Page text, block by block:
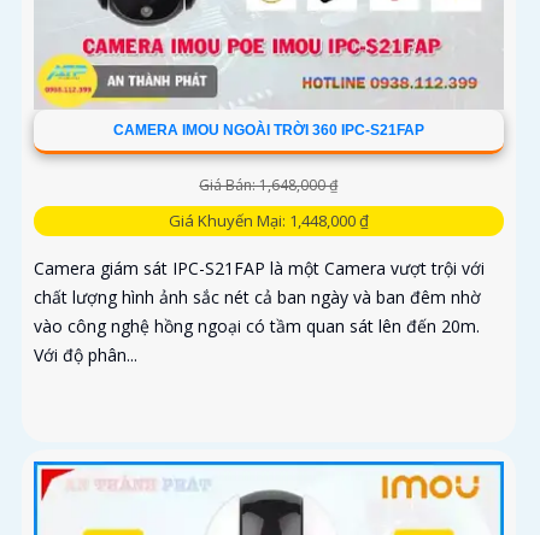
CAMERA IMOU NGOÀI TRỜI 360 IPC-S21FAP
Giá Bán: 1,648,000 ₫
Giá Khuyến Mại: 1,448,000 ₫
Camera giám sát IPC-S21FAP là một Camera vượt trội với
chất lượng hình ảnh sắc nét cả ban ngày và ban đêm nhờ
vào công nghệ hồng ngoại có tầm quan sát lên đến 20m.
Với độ phân...